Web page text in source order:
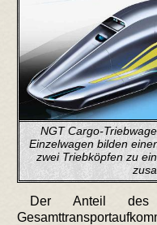
NGT Cargo-
Einzelwagen bilden
zwei Triebköpfen zu
Der Anteil des